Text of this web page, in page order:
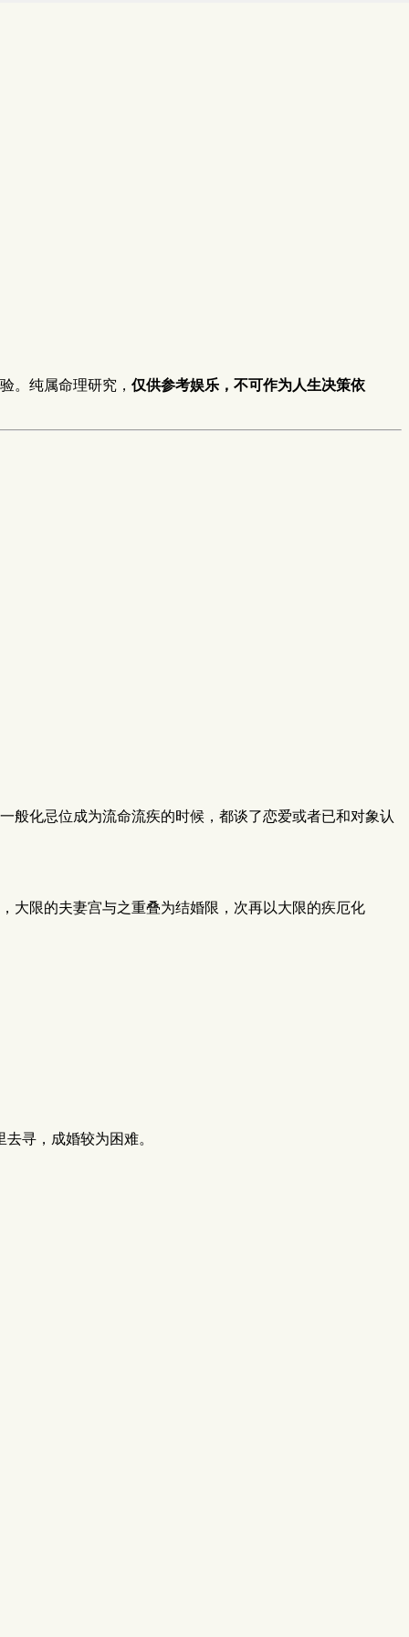
。纯属命理研究， 仅供参考娱乐，不可作为人生决策依
般化忌位成为流命流疾的时候，都谈了恋爱或者已和对象认
大限的夫妻宫与之重叠为结婚限，次再以大限的疾厄化
寻，成婚较为困难。